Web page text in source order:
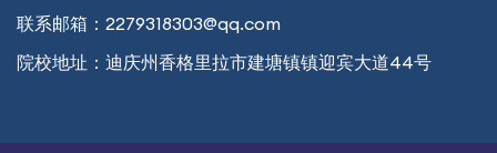
联系邮箱： 2279318303@qq.com
院校地址： 迪庆州香格里拉市建塘镇镇迎宾大道44号